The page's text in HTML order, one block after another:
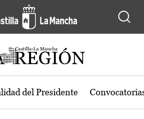
del Presidente